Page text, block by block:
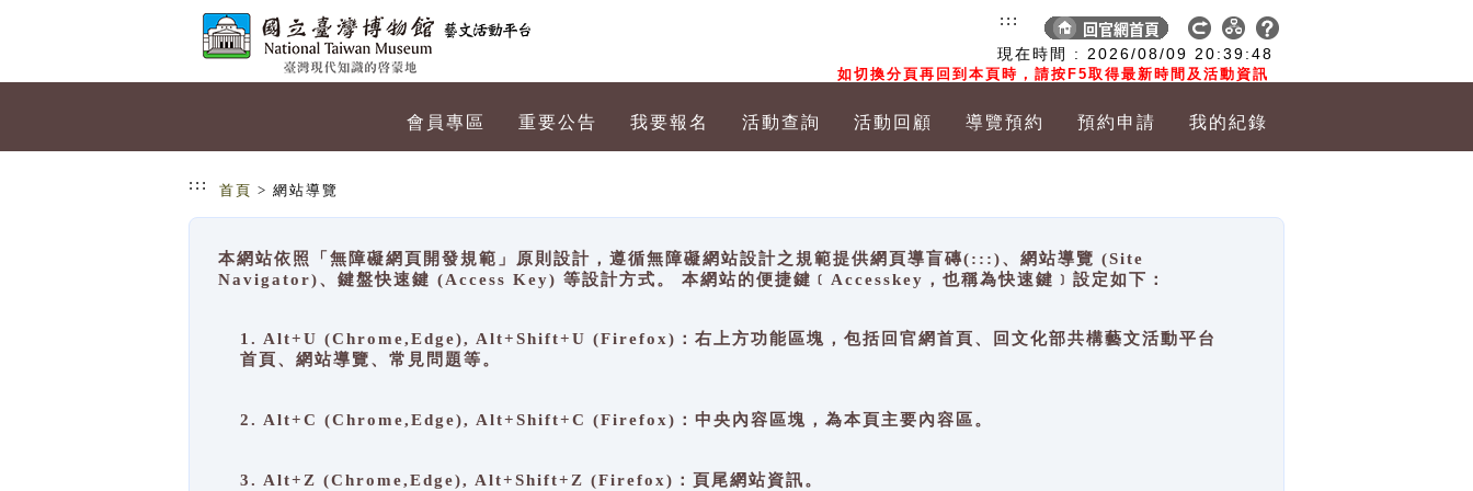
現在時間 : 2026/08/09 20:39:48
如切換分頁再回到本頁時，請按F5取得最新時間及活動資訊
:::
會員專區 重要公告 我要報名 活動查詢 活動回顧 導覽預約 預約申請 我的紀錄
::: 首頁 > 網站導覽
本網站依照「無障礙網頁開發規範」原則設計，遵循無障礙網站設計之規範提供網頁導盲磚(:::)、網站導覽 (Site
Navigator)、鍵盤快速鍵 (Access Key) 等設計方式。 本網站的便捷鍵﹝Accesskey，也稱為快速鍵﹞設定如下：
1. Alt+U (Chrome,Edge), Alt+Shift+U (Firefox)：右上方功能區塊，包括回官網首頁、回文化部共構藝文活動平台
首頁、網站導覽、常見問題等。
2. Alt+C (Chrome,Edge), Alt+Shift+C (Firefox)：中央內容區塊，為本頁主要內容區。
3. Alt+Z (Chrome,Edge), Alt+Shift+Z (Firefox)：頁尾網站資訊。